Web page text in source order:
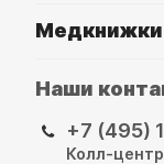
Медкнижки
Наши
+7 (495)
Колл-центр